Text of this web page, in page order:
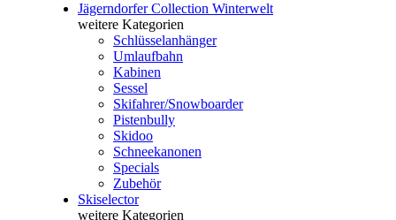
Jägerndorfer Collection Winterwelt
weitere Kategorien
Schlüsselanhänger
Umlaufbahn
Kabinen
Sessel
Skifahrer/Snowboarder
Pistenbully
Skidoo
Schneekanonen
Specials
Zubehör
Skiselector
weitere Kategorien